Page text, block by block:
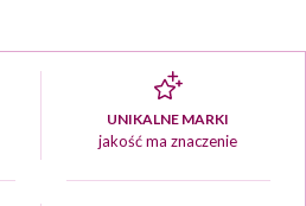
UNIKALNE MARKI
jakość ma znaczenie